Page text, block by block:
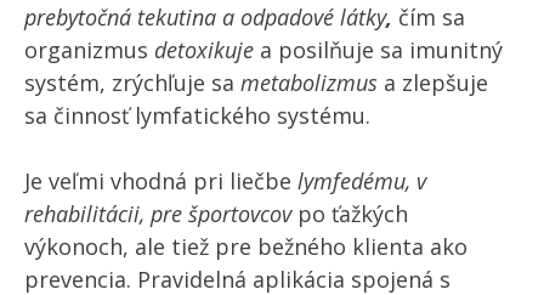
prebytočná tekutina a odpadové látky, čím sa
organizmus detoxikuje a posilňuje sa imunitný
systém, zrýchľuje sa metabolizmus a zlepšuje
sa činnosť lymfatického systému.
Je veľmi vhodná pri liečbe lymfedému, v
rehabilitácii, pre športovcovpo ťažkých
výkonoch, ale tiež pre bežného klienta ako
prevencia. Pravidelná aplikácia spojená s